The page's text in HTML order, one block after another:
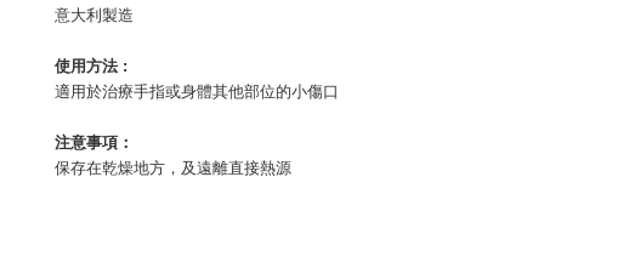
意大利製造
使用方法 :
適用於治療手指或身體其他部位的小傷口
注意事項：
保存在乾燥地方，及遠離直接熱源